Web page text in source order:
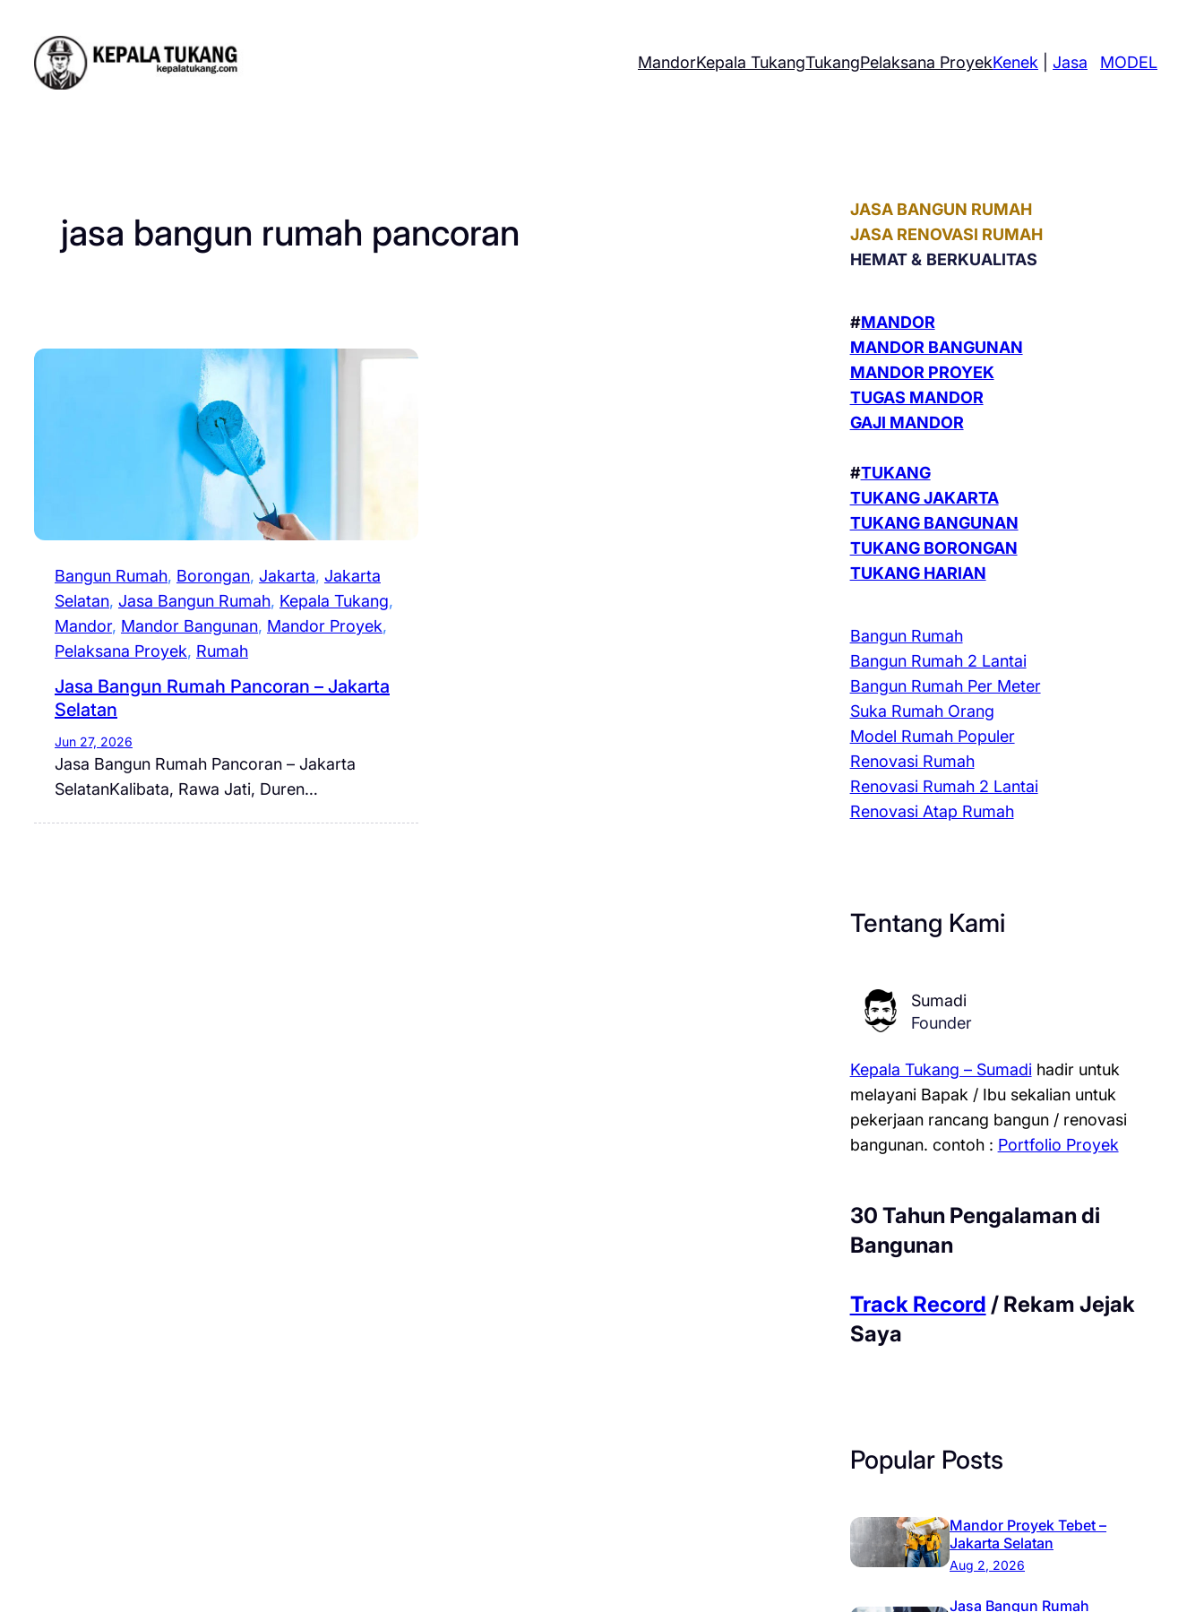
content
MandorKepala TukangTukangPelaksana ProyekKenek |Jasa MODEL
jasa bangun rumah pancoran
Bangun Rumah, Borongan, Jakarta, Jakarta
Selatan, Jasa Bangun Rumah, Kepala Tukang
Mandor, Mandor Bangunan, Mandor Proyek
Pelaksana Proyek, Rumah
Jasa Bangun Rumah Pancoran – Jakarta
Selatan
Jun 27, 2026
Jasa Bangun Rumah Pancoran – Jakarta
SelatanKalibata, Rawa Jati, Duren…
JASA BANGUN RUMAH
JASA RENOVASI RUMAH
HEMAT & BERKUALITAS
#MANDOR
MANDOR BANGUNAN
MANDOR PROYEK
TUGAS MANDOR
GAJI MANDOR
#TUKANG
TUKANG JAKARTA
TUKANG BANGUNAN
TUKANG BORONGAN
TUKANG HARIAN
Bangun Rumah
Bangun Rumah 2 Lantai
Bangun Rumah Per Meter
Suka Rumah Orang
Model Rumah Populer
Renovasi Rumah
Renovasi Rumah 2 Lantai
Renovasi Atap Rumah
Tentang Kami
Sumadi
Founder
Kepala Tukang – Sumadihadir untuk
melayani Bapak / Ibu sekalian untuk
pekerjaan rancang bangun / renovasi
bangunan. contoh : Portfolio Proyek
30 Tahun Pengalaman di
Bangunan
Track Record / Rekam Jejak
Saya
Popular Posts
Mandor Proyek Tebet –
Jakarta Selatan
Aug 2, 2026
Jasa Bangun Rumah